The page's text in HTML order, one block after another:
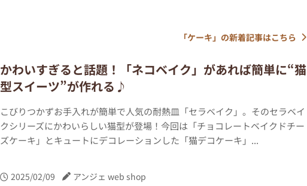
「ケーキ」の新着記事はこちら
かわいすぎると話題！「ネコベイク」があれば簡単に“猫
型スイーツ”が作れる♪
こびりつかずお手入れが簡単で人気の耐熱皿「セラベイク」。そのセラベイ
クシリーズにかわいらしい猫型が登場！今回は「チョコレートベイクドチー
ズケーキ」とキュートにデコレーションした「猫デコケーキ」...
2025/02/09 アンジェ web shop